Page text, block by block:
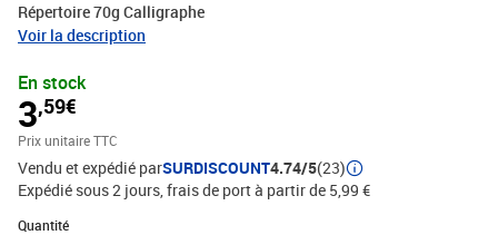
Répertoire 70g Calligraphe
Voir la description
En stock
3,59€
Prix unitaire TTC
Vendu et expédié parSURDISCOUNT4.74/5(23)
Expédié sous 2 jours, frais de port à partir de 5,99 €
Quantité
Quantité : 1